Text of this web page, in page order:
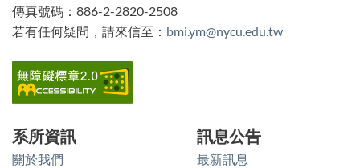
傳真號碼：886-2-2820-2508
若有任何疑問，請來信至： bmi.ym@nycu.edu.tw
系所資訊
關於我們
訊息公告
最新訊息